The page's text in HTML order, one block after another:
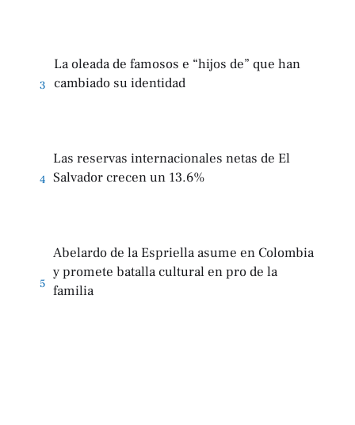
3
La oleada de famosos e “hijos de” que han
cambiado su identidad
4
Las reservas internacionales netas de El
Salvador crecen un 13.6%
5
Abelardo de la Espriella asume en Colombia
y promete batalla cultural en pro de la
familia